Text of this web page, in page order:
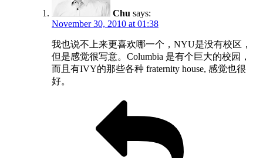
Chu says:
November 30, 2010 at 01:38
我也说不上来更喜欢哪一个，NYU是没有校区，
但是感觉很写意。Columbia 是有个巨大的校园，
而且有IVY的那些各种 fraternity house, 感觉也很
好。